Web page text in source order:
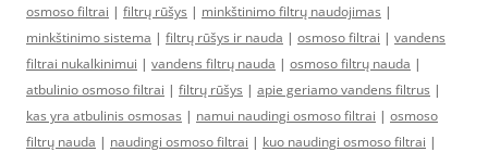
osmoso filtrai | filtrų rūšys | minkštinimo filtrų naudojimas |
minkštinimo sistema | filtrų rūšys ir nauda | osmoso filtrai | vandens
filtrai nukalkinimui | vandens filtrų nauda | osmoso filtrų nauda |
atbulinio osmoso filtrai | filtrų rūšys | apie geriamo vandens filtrus |
kas yra atbulinis osmosas | namui naudingi osmoso filtrai | osmoso
filtrų nauda | naudingi osmoso filtrai | kuo naudingi osmoso filtrai |